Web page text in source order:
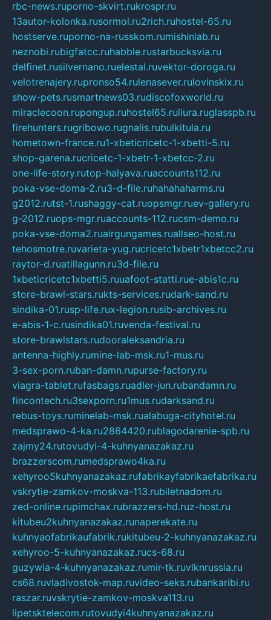
rbc-news.ruporno-skvirt.rukrospr.ru
13autor-kolonka.rusormol.ru2rich.ruhostel-65.ru
hostserve.ruporno-na-russkom.rumishinlab.ru
neznobi.rubigfatcc.ruhabble.rustarbucksvia.ru
delfinet.rusilvernano.ruelestal.ruvektor-doroga.ru
velotrenajery.rupronso54.rulenasever.rulovinskix.ru
show-pets.rusmartnews03.rudiscofoxworld.ru
miraclecoon.rupongup.ruhostel65.ruliura.ruglasspb.ru
firehunters.rugribowo.rugnalis.rubulkitula.ru
hometown-france.ru1-xbeticricetc-1-xbetti-5.ru
shop-garena.rucricetc-1-xbetr-1-xbetcc-2.ru
one-life-story.rutop-halyava.ruaccounts112.ru
poka-vse-doma-2.ru3-d-file.ruhahahaharms.ru
g2012.rutst-1.rushaggy-cat.ruopsmgr.ruev-gallery.ru
g-2012.ruops-mgr.ruaccounts-112.rucsm-demo.ru
poka-vse-doma2.ruairgungames.ruallseo-host.ru
tehosmotre.ruvarieta-yug.rucricetc1xbetr1xbetcc2.ru
raytor-d.ruatillagunn.ru3d-file.ru
1xbeticricetc1xbetti5.ruuafoot-statti.rue-abis1c.ru
store-brawl-stars.rukts-services.rudark-sand.ru
sindika-01.rusp-life.rux-legion.rusib-archives.ru
e-abis-1-c.rusindika01.ruvenda-festival.ru
store-brawlstars.rudooraleksandria.ru
antenna-highly.rumine-lab-msk.ru1-mus.ru
3-sex-porn.ruban-damn.rupurse-factory.ru
viagra-tablet.rufasbags.ruadler-jun.rubandamn.ru
fincontech.ru3sexporn.ru1mus.rudarksand.ru
rebus-toys.ruminelab-msk.rualabuga-cityhotel.ru
medsprawo-4-ka.ru2864420.rublagodarenie-spb.ru
zajmy24.rutovudyi-4-kuhnyanazakaz.ru
brazzerscom.rumedsprawo4ka.ru
xehyroo5kuhnyanazakaz.rufabrikayfabrikaefabrika.ru
vskrytie-zamkov-moskva-113.rubiletnadom.ru
zed-online.rupimchax.rubrazzers-hd.ruz-host.ru
kitubeu2kuhnyanazakaz.runaperekate.ru
kuhnyaofabrikaufabrik.rukitubeu-2-kuhnyanazakaz.ru
xehyroo-5-kuhnyanazakaz.rucs-68.ru
guzywia-4-kuhnyanazakaz.rumir-tk.ruvlknrussia.ru
cs68.ruvladivostok-map.ruvideo-seks.rubankaribi.ru
raszar.ruvskrytie-zamkov-moskva113.ru
lipetsktelecom.rutovudyi4kuhnyanazakaz.ru